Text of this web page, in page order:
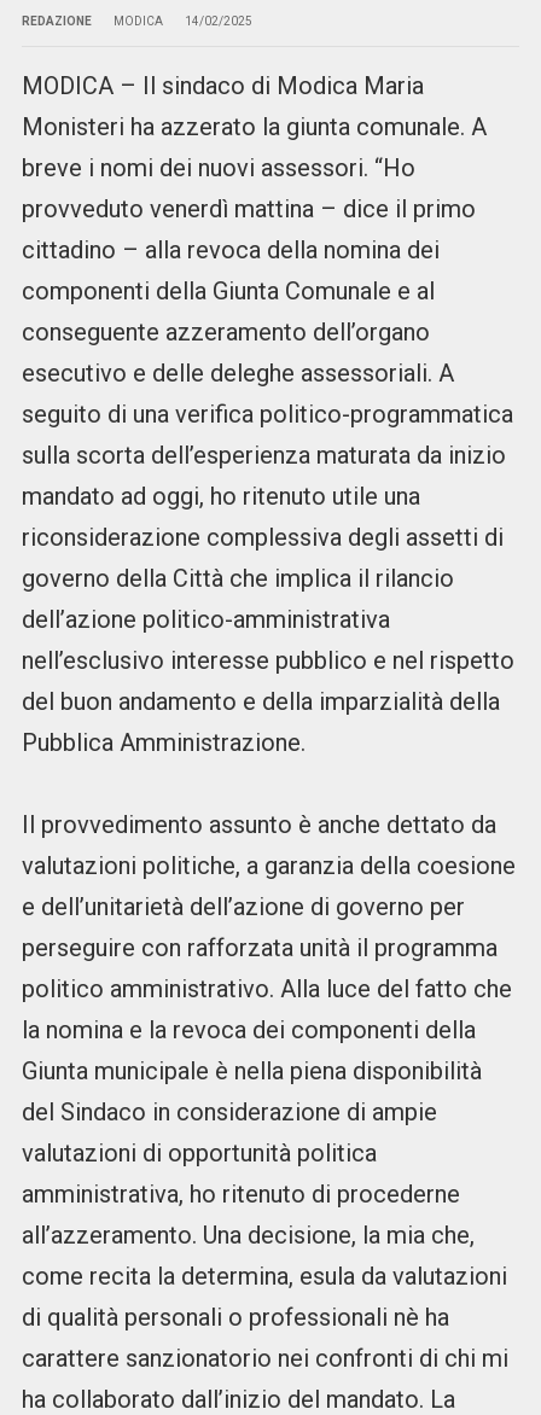
REDAZIONE MODICA 14/02/2025
MODICA – Il sindaco di Modica Maria
Monisteri ha azzerato la giunta comunale. A
breve i nomi dei nuovi assessori. “Ho
provveduto venerdì mattina – dice il primo
cittadino – alla revoca della nomina dei
componenti della Giunta Comunale e al
conseguente azzeramento dell’organo
esecutivo e delle deleghe assessoriali. A
seguito di una verifica politico-programmatica
sulla scorta dell’esperienza maturata da inizio
mandato ad oggi, ho ritenuto utile una
riconsiderazione complessiva degli assetti di
governo della Città che implica il rilancio
dell’azione politico-amministrativa
nell’esclusivo interesse pubblico e nel rispetto
del buon andamento e della imparzialità della
Pubblica Amministrazione.
Il provvedimento assunto è anche dettato da
valutazioni politiche, a garanzia della coesione
e dell’unitarietà dell’azione di governo per
perseguire con rafforzata unità il programma
politico amministrativo. Alla luce del fatto che
la nomina e la revoca dei componenti della
Giunta municipale è nella piena disponibilità
del Sindaco in considerazione di ampie
valutazioni di opportunità politica
amministrativa, ho ritenuto di procederne
all’azzeramento. Una decisione, la mia che,
come recita la determina, esula da valutazioni
di qualità personali o professionali nè ha
carattere sanzionatorio nei confronti di chi mi
ha collaborato dall’inizio del mandato. La